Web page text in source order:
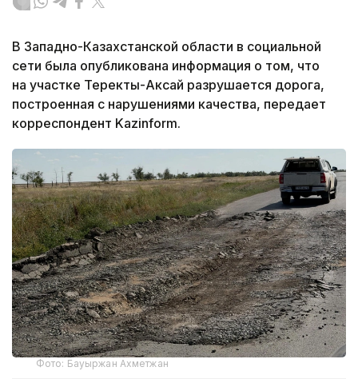
В Западно-Казахстанской области в социальной
сети была опубликована информация о том, что
на участке Теректы-Аксай разрушается дорога,
построенная с нарушениями качества, передает
корреспондент Kazinform.
Фото: Бауыржан Ахметжан